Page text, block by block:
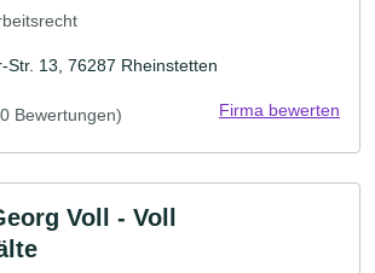
Str. 13, 76287 Rheinstetten
Bewertungen) Firma bewerten
Voll - Voll